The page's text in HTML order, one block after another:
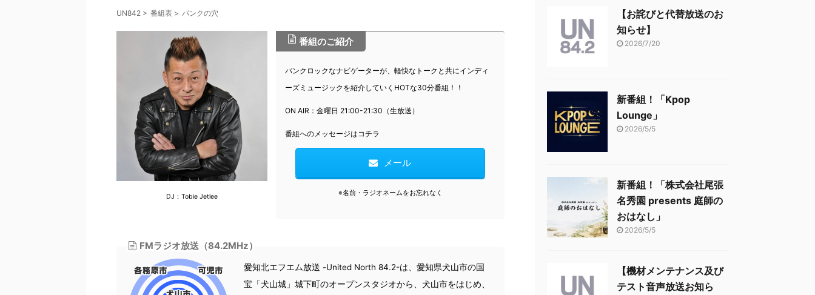
UN842 > 番組表 > パンクの穴
DJ：Tobie Jetlee
番組のご紹介
パンクロックなナビゲーターが、軽快なトークと共にインディ
ーズミュージックを紹介していくHOTな30分番組！！
ON AIR：金曜日 21:00-21:30（生放送）
番組へのメッセージはコチラ
メール
※名前・ラジオネームをお忘れなく
FMラジオ放送（84.2MHz）
愛知北エフエム放送 -United North 84.2-は、愛知県犬山市の国
宝「犬山城」城下町のオープンスタジオから、犬山市をはじめ、
【お詫びと代替放送のお
知らせ】
2026/7/20
新番組！「Kpop
Lounge」
2026/5/5
新番組！「株式会社尾張
名秀園 presents 庭師の
おはなし」
2026/5/5
【機材メンテナンス及び
テスト音声放送お知ら